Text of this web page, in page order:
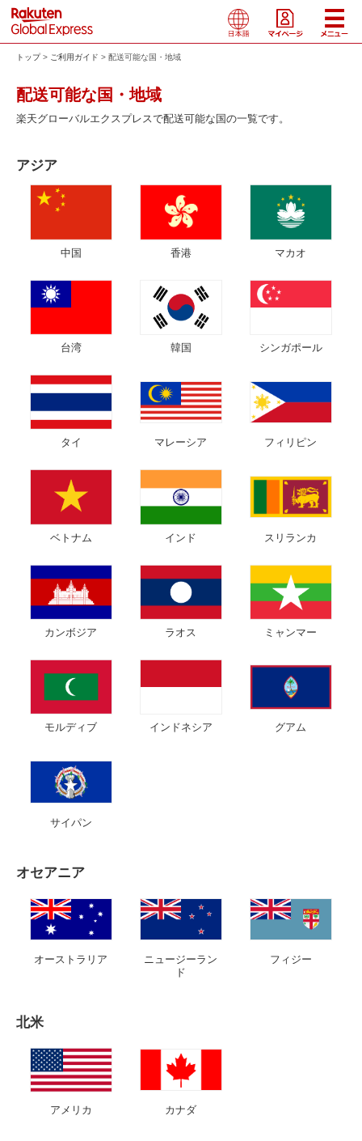
トップ ご利用ガイド 配送可能な国・地域
配送可能な国・地域
楽天グローバルエクスプレスで配送可能な国の一覧です。
アジア
中国 香港 マカオ
台湾 韓国 シンガポール
タイ マレーシア フィリピン
ベトナム インド スリランカ
カンボジア ラオス ミャンマー
モルディブ インドネシア グアム
サイパン
オセアニア
オーストラリア
ニュージーラン
ド
フィジー
北米
アメリカ カナダ